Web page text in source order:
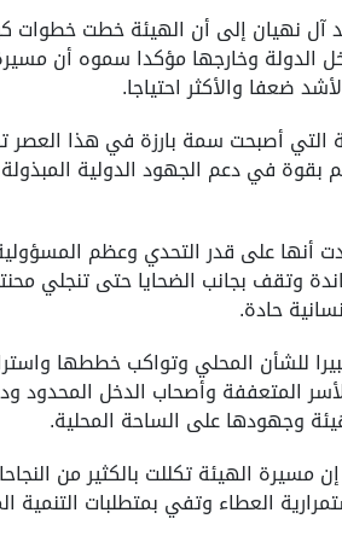
آل نهيان إلى أن الهيئة خطت خطوات
الدولة وخارجها مؤكدا سموه أن
ضعفا والأكثر احتياجا.
التي أصبحت سمة بارزة في هذا العصر
في دعم الجهود الدولية المبذولة
على قدر التحدي وعظم المسؤولية
وتقف بجانب الضحايا حتى تنجلي
حادة.
للشأن المحلي وتواكب خططها
المتعففة وأصحاب الدخل
وجهودها على الساحة المحلية.
الهيئة تكللت بالكثير من
العطاء وتفي بمتطلبات